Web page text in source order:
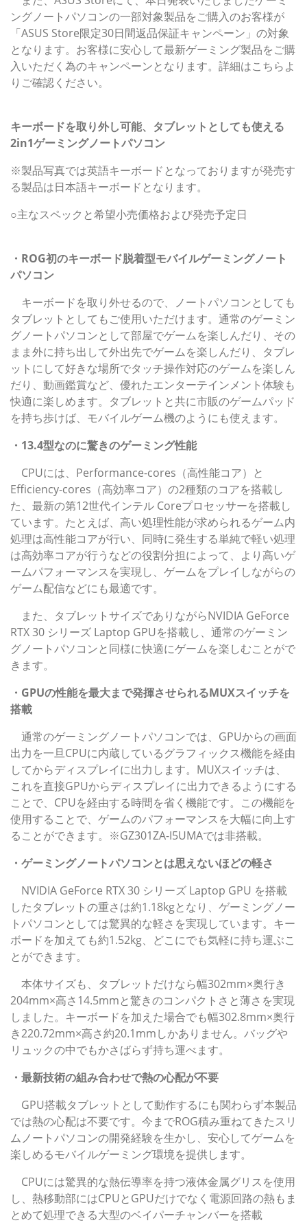
ングノートパソコンの一部対象製品をご購入のお客様が
「ASUS Store限定30日間返品保証キャンペーン」の対象
となります。お客様に安心して最新ゲーミング製品をご購
入いただく為のキャンペーンとなります。詳細はこちらよ
りご確認ください。
キーボードを取り外し可能、タブレットとしても使える
2in1ゲーミングノートパソコン
※製品写真では英語キーボードとなっておりますが発売す
る製品は日本語キーボードとなります。
○主なスペックと希望小売価格および発売予定日
・ROG初のキーボード脱着型モバイルゲーミングノート
パソコン
キーボードを取り外せるので、ノートパソコンとしても
タブレットとしてもご使用いただけます。通常のゲーミン
グノートパソコンとして部屋でゲームを楽しんだり、その
まま外に持ち出して外出先でゲームを楽しんだり、タブレ
ットにして好きな場所でタッチ操作対応のゲームを楽しん
だり、動画鑑賞など、優れたエンターテインメント体験も
快適に楽しめます。タブレットと共に市販のゲームパッド
を持ち歩けば、モバイルゲーム機のようにも使えます。
・13.4型なのに驚きのゲーミング性能
CPUには、Performance-cores（高性能コア）と
Efficiency-cores（高効率コア）の2種類のコアを搭載し
た、最新の第12世代インテル Coreプロセッサーを搭載し
ています。たとえば、高い処理性能が求められるゲーム内
処理は高性能コアが行い、同時に発生する単純で軽い処理
は高効率コアが行うなどの役割分担によって、より高いゲ
ームパフォーマンスを実現し、ゲームをプレイしながらの
ゲーム配信などにも最適です。
また、タブレットサイズでありながらNVIDIA GeForce
RTX 30 シリーズ Laptop GPUを搭載し、通常のゲーミン
グノートパソコンと同様に快適にゲームを楽しむことがで
きます。
・GPUの性能を最大まで発揮させられるMUXスイッチを
搭載
通常のゲーミングノートパソコンでは、GPUからの画面
出力を一旦CPUに内蔵しているグラフィックス機能を経由
してからディスプレイに出力します。MUXスイッチは、
これを直接GPUからディスプレイに出力できるようにする
ことで、CPUを経由する時間を省く機能です。この機能を
使用することで、ゲームのパフォーマンスを大幅に向上す
ることができます。※GZ301ZA-I5UMAでは非搭載。
・ゲーミングノートパソコンとは思えないほどの軽さ
NVIDIA GeForce RTX 30 シリーズ Laptop GPU を搭載
したタブレットの重さは約1.18kgとなり、ゲーミングノー
トパソコンとしては驚異的な軽さを実現しています。キー
ボードを加えても約1.52kg、どこにでも気軽に持ち運ぶこ
とができます。
本体サイズも、タブレットだけなら幅302mm×奥行き
204mm×高さ14.5mmと驚きのコンパクトさと薄さを実現
しました。キーボードを加えた場合でも幅302.8mm×奥行
き220.72mm×高さ約20.1mmしかありません。バッグや
リュックの中でもかさばらず持ち運べます。
・最新技術の組み合わせで熱の心配が不要
GPU搭載タブレットとして動作するにも関わらず本製品
では熱の心配は不要です。今までROG積み重ねてきたスリ
ムノートパソコンの開発経験を生かし、安心してゲームを
楽しめるモバイルゲーミング環境を提供します。
CPUには驚異的な熱伝導率を持つ液体金属グリスを使用
し、熱移動部にはCPUとGPUだけでなく電源回路の熱もま
とめて処理できる大型のベイパーチャンバーを搭載